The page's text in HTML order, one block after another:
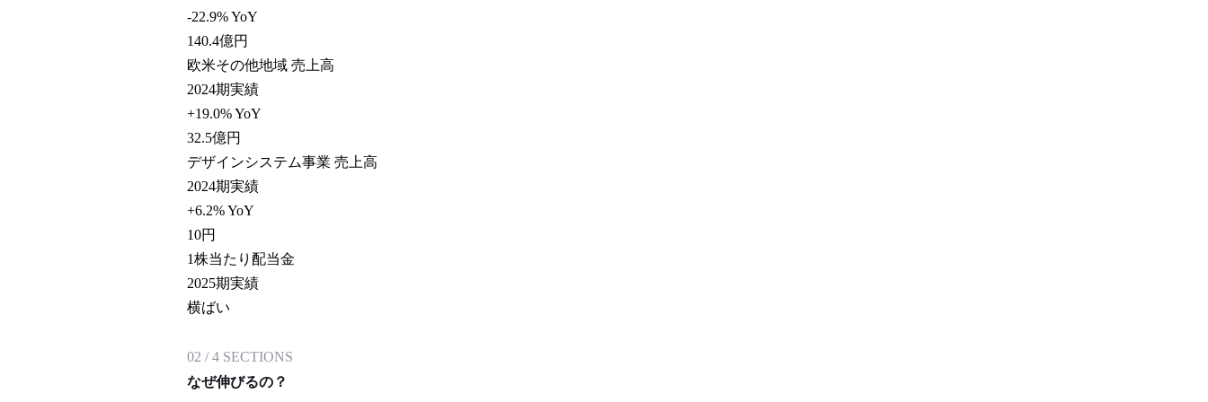
-22.9% YoY
140.4億円
欧米その他地域 売上高
2024期実績
+19.0% YoY
32.5億円
デザインシステム事業 売上高
2024期実績
+6.2% YoY
10円
1株当たり配当金
2025期実績
横ばい
02 /4 SECTIONS
なぜ伸びるの？